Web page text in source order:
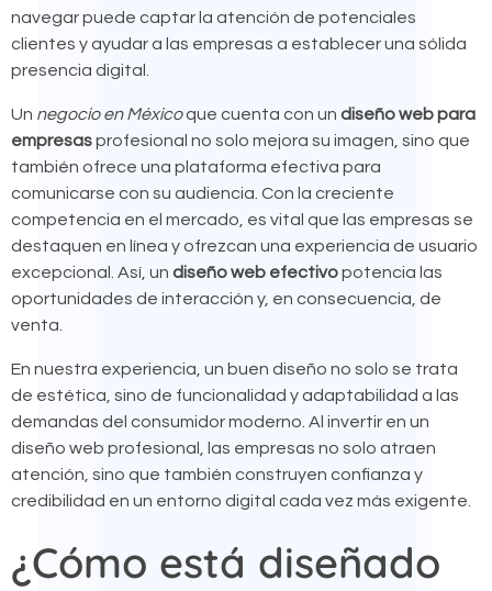
navegar puede captar la atención de potenciales
clientes y ayudar a las empresas a establecer una sólida
presencia digital.
Un negocio en Méxicoque cuenta con un diseño web para
empresasprofesional no solo mejora su imagen, sino que
también ofrece una plataforma efectiva para
comunicarse con su audiencia. Con la creciente
competencia en el mercado, es vital que las empresas se
destaquen en línea y ofrezcan una experiencia de usuario
excepcional. Así, un diseño web efectivopotencia las
oportunidades de interacción y, en consecuencia, de
venta.
En nuestra experiencia, un buen diseño no solo se trata
de estética, sino de funcionalidad y adaptabilidad a las
demandas del consumidor moderno. Al invertir en un
diseño web profesional, las empresas no solo atraen
atención, sino que también construyen confianza y
credibilidad en un entorno digital cada vez más exigente.
¿Cómo está diseñado